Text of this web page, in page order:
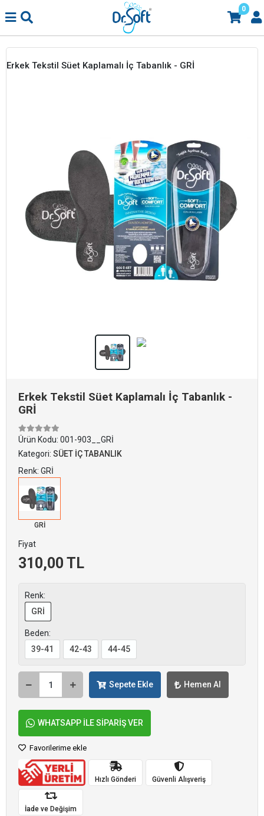
0
Erkek Tekstil Süet Kaplamalı İç Tabanlık - GRİ
Erkek Tekstil Süet Kaplamalı İç Tabanlık -
GRİ
Ürün Kodu: 001-903__GRİ
Kategori: SÜET İÇ TABANLIK
Renk: GRİ
GRİ
Fiyat
310,00 TL
Renk:
GRİ
Beden:
39-41
42-43 44-45
Sepete Ekle Hemen Al
WHATSAPP İLE SİPARİŞ VER
Favorilerime ekle
Hızlı Gönderi Güvenli Alışveriş
İade ve Değişim